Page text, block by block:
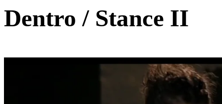
Dentro / Stance II